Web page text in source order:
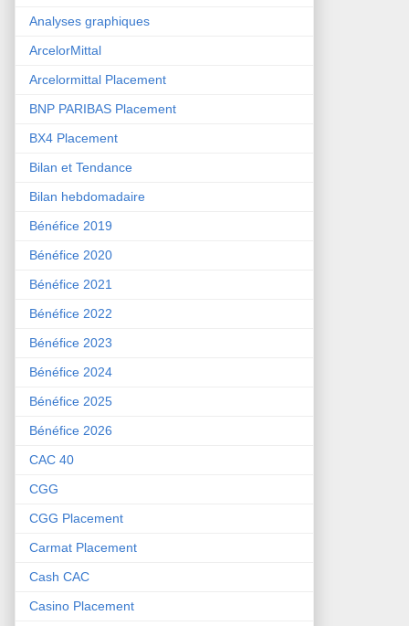
Analyses graphiques
ArcelorMittal
Arcelormittal Placement
BNP PARIBAS Placement
BX4 Placement
Bilan et Tendance
Bilan hebdomadaire
Bénéfice 2019
Bénéfice 2020
Bénéfice 2021
Bénéfice 2022
Bénéfice 2023
Bénéfice 2024
Bénéfice 2025
Bénéfice 2026
CAC 40
CGG
CGG Placement
Carmat Placement
Cash CAC
Casino Placement